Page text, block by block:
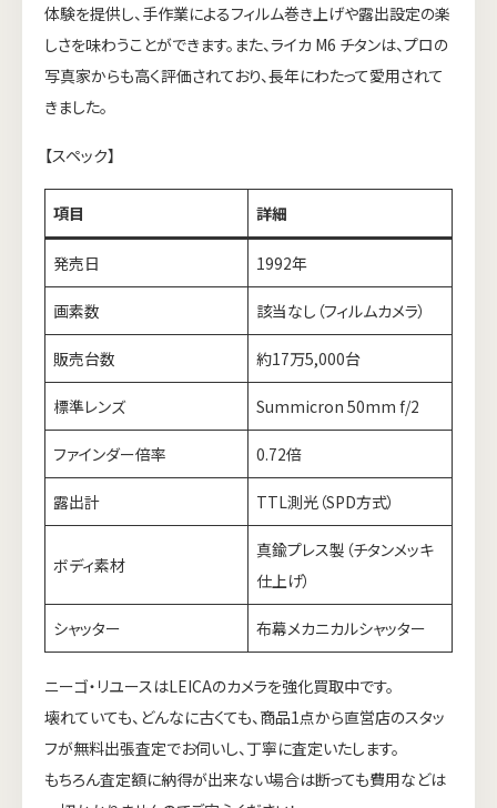
体験を提供し、手作業によるフィルム巻き上げや露出設定の楽
しさを味わうことができます。また、ライカ M6 チタンは、プロの
写真家からも高く評価されており、長年にわたって愛用されて
きました。
【スペック】
項目 詳細
発売日 1992年
画素数 該当なし（フィルムカメラ）
販売台数 約17万5,000台
標準レンズ Summicron 50mm f/2
ファインダー倍率 0.72倍
露出計 TTL測光（SPD方式）
ボディ素材
真鍮プレス製（チタンメッキ
仕上げ）
シャッター 布幕メカニカルシャッター
ニーゴ・リユースはLEICAのカメラを強化買取中です。
壊れていても、どんなに古くても、商品1点から直営店のスタッ
フが無料出張査定でお伺いし、丁寧に査定いたします。
もちろん査定額に納得が出来ない場合は断っても費用などは